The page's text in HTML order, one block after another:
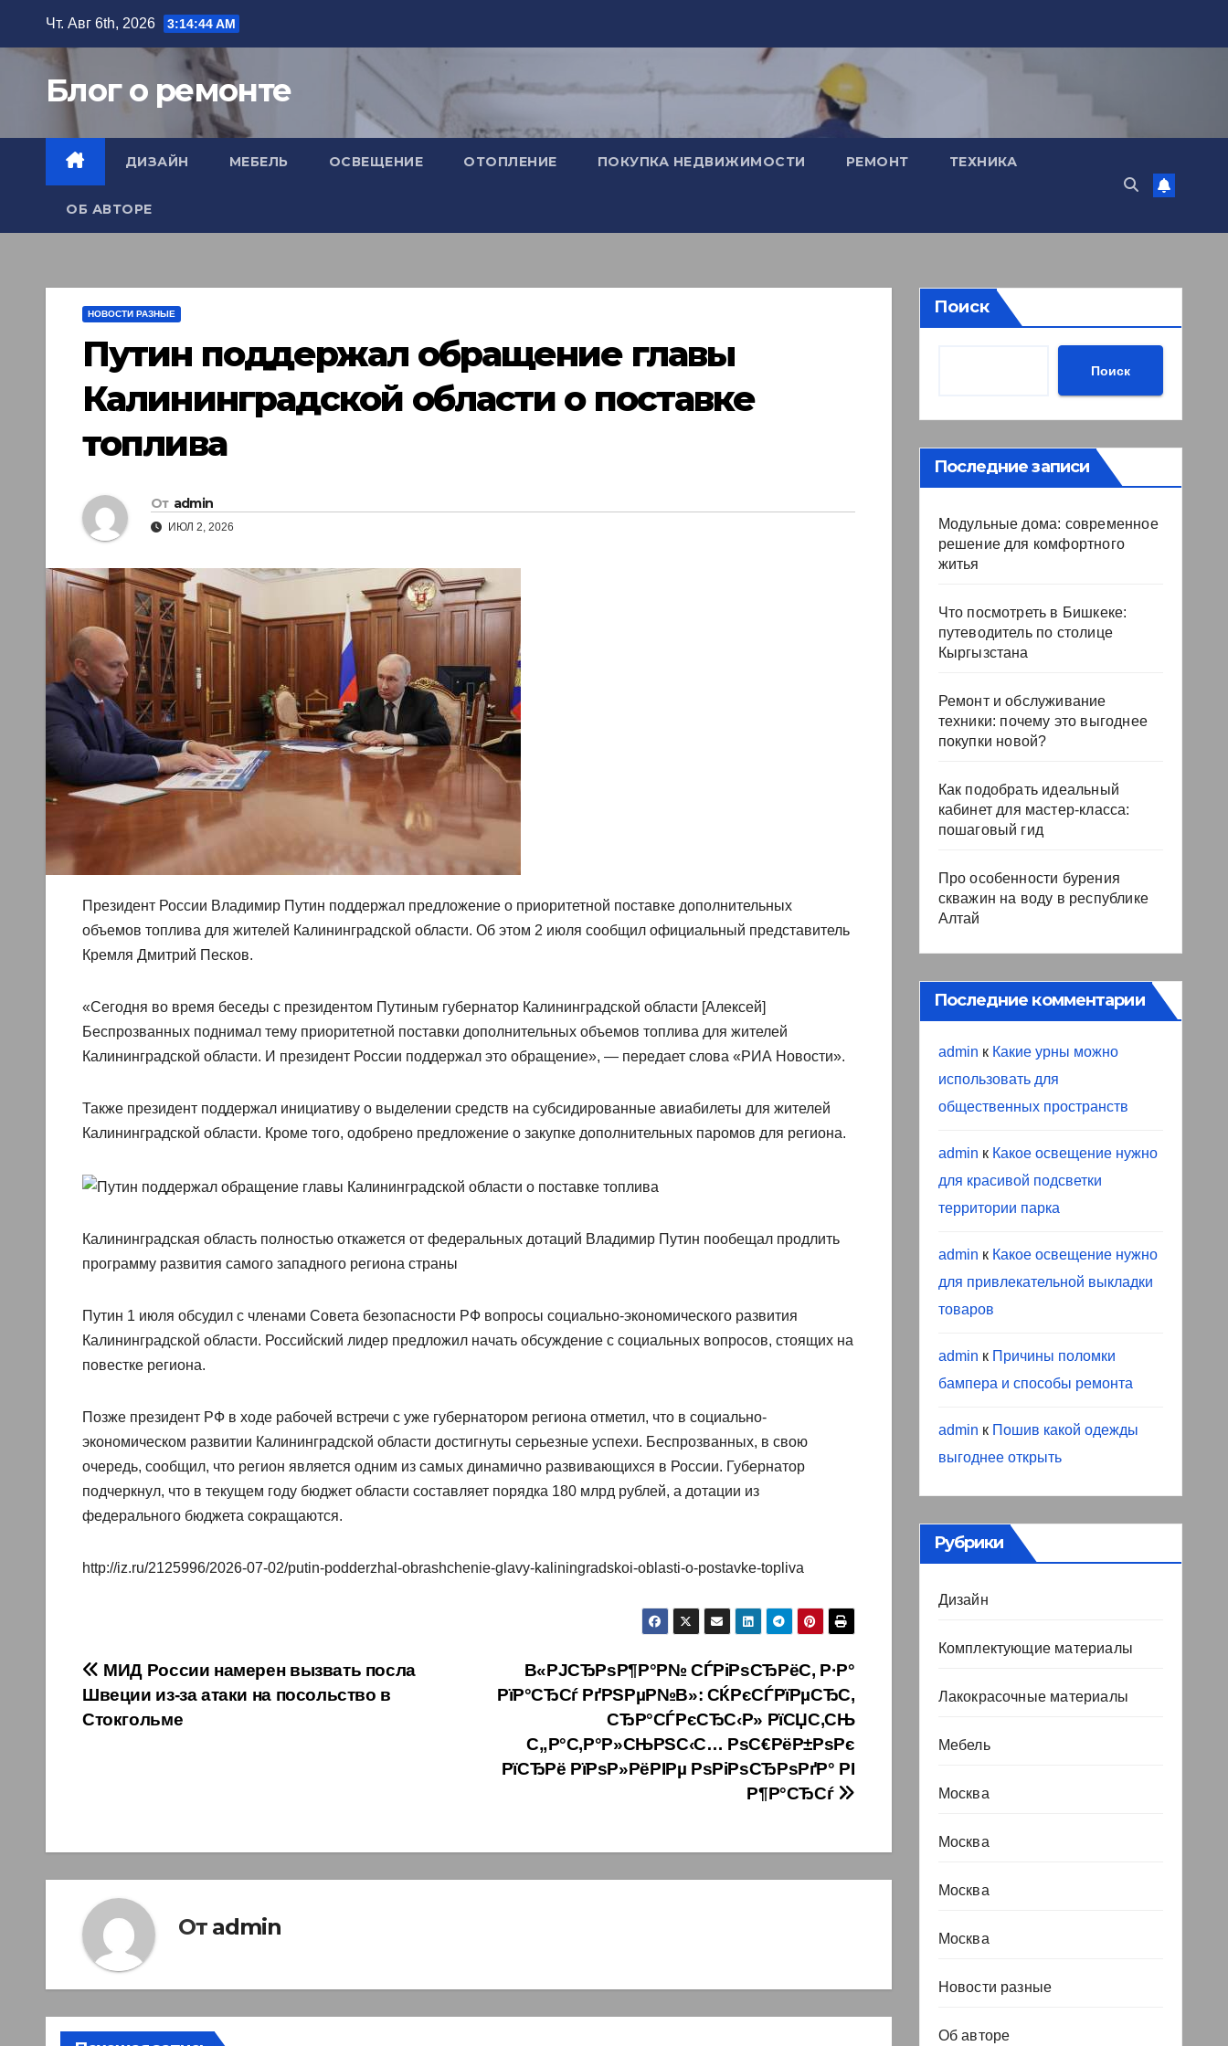
содержимому
Чт. Авг 6th, 2026 3:14:45 AM
Блог о ремонте
ДИЗАЙН МЕБЕЛЬ ОСВЕЩЕНИЕ ОТОПЛЕНИЕ ПОКУПКА НЕДВИЖИМОСТИ РЕМОНТ ТЕХНИКА
ОБ АВТОРЕ
НОВОСТИ РАЗНЫЕ
Путин поддержал обращение главы
Калининградской области о поставке
топлива
От admin
ИЮЛ 2, 2026
Президент России Владимир Путин поддержал предложение о приоритетной поставке дополнительных
объемов топлива для жителей Калининградской области. Об этом 2 июля сообщил официальный представитель
Кремля Дмитрий Песков.
«Сегодня во время беседы с президентом Путиным губернатор Калининградской области [Алексей]
Беспрозванных поднимал тему приоритетной поставки дополнительных объемов топлива для жителей
Калининградской области. И президент России поддержал это обращение», — передает слова «РИА Новости».
Также президент поддержал инициативу о выделении средств на субсидированные авиабилеты для жителей
Калининградской области. Кроме того, одобрено предложение о закупке дополнительных паромов для региона.
Калининградская область полностью откажется от федеральных дотаций Владимир Путин пообещал продлить
программу развития самого западного региона страны
Путин 1 июля обсудил с членами Совета безопасности РФ вопросы социально-экономического развития
Калининградской области. Российский лидер предложил начать обсуждение с социальных вопросов, стоящих на
повестке региона.
Позже президент РФ в ходе рабочей встречи с уже губернатором региона отметил, что в социально-
экономическом развитии Калининградской области достигнуты серьезные успехи. Беспрозванных, в свою
очередь, сообщил, что регион является одним из самых динамично развивающихся в России. Губернатор
подчеркнул, что в текущем году бюджет области составляет порядка 180 млрд рублей, а дотации из
федерального бюджета сокращаются.
http://iz.ru/2125996/2026-07-02/putin-podderzhal-obrashchenie-glavy-kaliningradskoi-oblasti-o-postavke-topliva
Навигация
по
В«РЈСЂРѕР¶Р°Р№ СЃРіРѕСЂРёС‚ Р·Р°
РїР°СЂСѓ РґРЅРµР№В»: СЌРєСЃРїРµСЂС‚
СЂР°СЃРєСЂС‹Р» РїСЏС‚СЊ
С„Р°С‚Р°Р»СЊРЅС‹С… РѕС€РёР±РѕРє
РїСЂРё РїРѕР»РёРІРµ РѕРіРѕСЂРѕРґР° РІ
Р¶Р°СЂСѓ
МИД России намерен вызвать посла
Швеции из-за атаки на посольство в
Стокгольме
От admin
Поиск
Поиск
Последние записи
Модульные дома: современное
решение для комфортного
житья
Что посмотреть в Бишкеке:
путеводитель по столице
Кыргызстана
Ремонт и обслуживание
техники: почему это выгоднее
покупки новой?
Как подобрать идеальный
кабинет для мастер-класса:
пошаговый гид
Про особенности бурения
скважин на воду в республике
Алтай
Последние комментарии
admin к Какие урны можно
использовать для
общественных пространств
admin к Какое освещение нужно
для красивой подсветки
территории парка
admin к Какое освещение нужно
для привлекательной выкладки
товаров
admin к Причины поломки
бампера и способы ремонта
admin к Пошив какой одежды
выгоднее открыть
Рубрики
Дизайн
Комплектующие материалы
Лакокрасочные материалы
Мебель
Москва
Москва
Москва
Москва
Новости разные
Об авторе